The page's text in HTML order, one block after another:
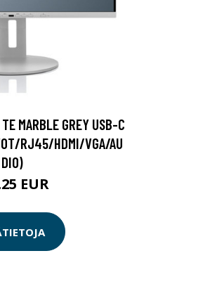
MARBLE GREY USB-C
RJ45/HDMI/VGA/AU
DIO)
EUR